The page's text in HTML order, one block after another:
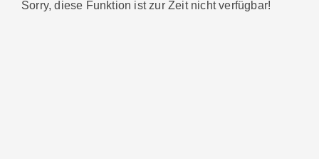
Sorry, diese Funktion ist zur Zeit nicht verfügbar!